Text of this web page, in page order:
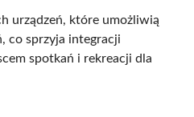
urządzeń, które umożliwią
co sprzyja integracji
spotkań i rekreacji dla